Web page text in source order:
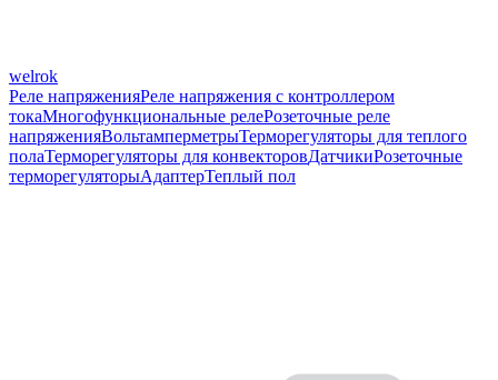
welrok
Реле напряженияРеле напряжения с контроллером
токаМногофункциональные релеРозеточные реле
напряженияВольтамперметрыТерморегуляторы для теплого
полаТерморегуляторы для конвекторовДатчикиРозеточные
терморегуляторыАдаптерТеплый пол